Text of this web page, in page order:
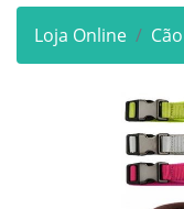
Loja Online